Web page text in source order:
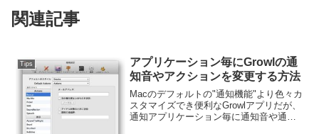
関連記事
Tips
アプリケーション毎にGrowlの通
知音やアクションを変更する方法
Macのデフォルトの"通知機能"より色々カ
スタマイズでき便利なGrowlアプリだが、
通知アプリケーション毎に通知音や通知